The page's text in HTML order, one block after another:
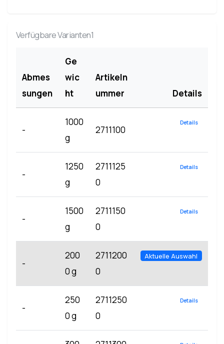
Verfügbare Varianten1
Abmes
sungen
Ge
wic
ht
Artikeln
ummer
Details
-
1000
g
2711100
Details
-
1250
g
2711125
0
Details
-
1500
g
2711150
0
Details
-
200
0 g
2711200
0
Aktuelle Auswahl
-
250
0 g
2711250
0
Details